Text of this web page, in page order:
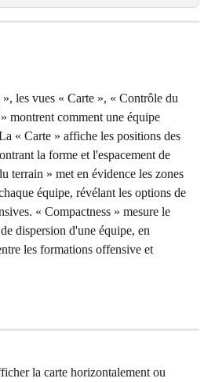
les vues « Carte », « Contrôle du
montrent comment une équipe
« Carte » affiche les positions des
la forme et l'espacement de
terrain » met en évidence les zones
équipe, révélant les options de
« Compactness » mesure le
dispersion d'une équipe, en
les formations offensive et
la carte horizontalement ou